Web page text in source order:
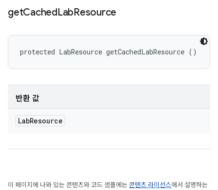
getCachedLabResource
protected LabResource getCachedLabResource ()
반환 값
LabResource
이 페이지에 나와 있는 콘텐츠와 코드 샘플에는 콘텐츠 라이선스에서 설명하는